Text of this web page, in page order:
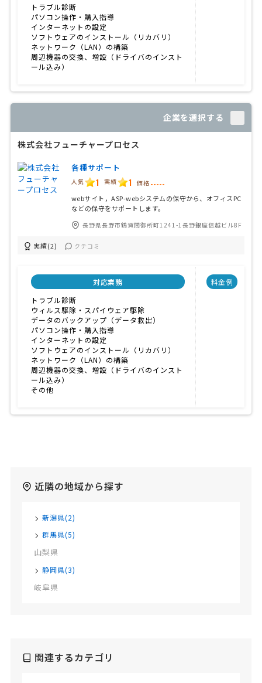
トラブル診断
パソコン操作・購入指導
インターネットの設定
ソフトウェアのインストール（リカバリ）
ネットワーク（LAN）の構築
周辺機器の交換、増設（ドライバのインスト
ール込み）
企業を選択する
株式会社フューチャープロセス
各種サポート
人気 1 実績 1 価格 -----
webサイト，ASP-webシステムの保守から、オフィスPC
などの保守をサポートします。
長野県長野市鶴賀問御所町1241-1長野銀座信越ビル8F
実績(2) クチコミ
対応業務
トラブル診断
ウィルス駆除・スパイウェア駆除
データのバックアップ（データ救出）
パソコン操作・購入指導
インターネットの設定
ソフトウェアのインストール（リカバリ）
ネットワーク（LAN）の構築
周辺機器の交換、増設（ドライバのインスト
ール込み）
その他
料金例
近隣の地域から探す
新潟県(2)
群馬県(5)
山梨県
静岡県(3)
岐阜県
関連するカテゴリ